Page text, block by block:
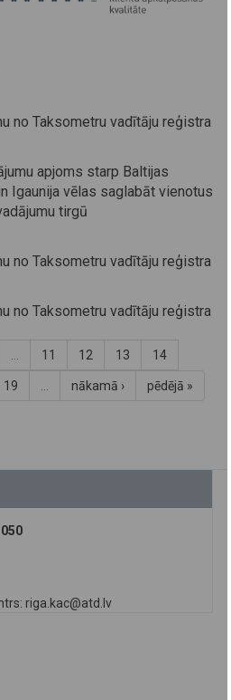
no Taksometru vadītāju reģistra
apjoms starp Baltijas
Igaunija vēlas saglabāt vienotus
tirgū
no Taksometru vadītāju reģistra
no Taksometru vadītāju reģistra
… 11 12 13 14
19 … nākamā › pēdējā »
riga.kac@atd.lv